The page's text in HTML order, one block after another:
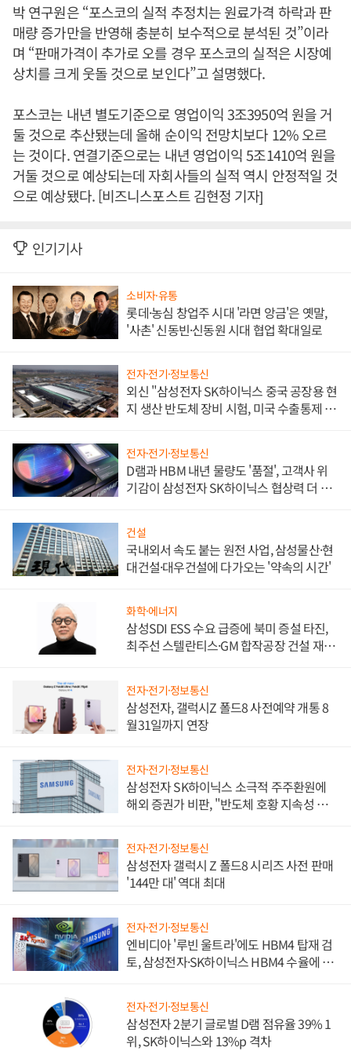
박 연구원은 “포스코의 실적 추정치는 원료가격 하락과 판
매량 증가만을 반영해 충분히 보수적으로 분석된 것”이라
며 “판매가격이 추가로 오를 경우 포스코의 실적은 시장예
상치를 크게 웃돌 것으로 보인다”고 설명했다.
포스코는 내년 별도기준으로 영업이익 3조3950억 원을 거
둘 것으로 추산됐는데 올해 순이익 전망치보다 12% 오르
는 것이다. 연결기준으로는 내년 영업이익 5조1410억 원을
거둘 것으로 예상되는데 자회사들의 실적 역시 안정적일 것
으로 예상됐다. [비즈니스포스트 김현정 기자]
인기기사
소비자·유통
롯데·농심 창업주 시대 '라면 앙금'은 옛말,
'사촌' 신동빈·신동원 시대 협업 확대일로
전자·전기·정보통신
외신 "삼성전자 SK하이닉스 중국 공장용 현
지 생산 반도체 장비 시험, 미국 수출통제 대
전자·전기·정보통신
D램과 HBM 내년 물량도 '품절', 고객사 위
기감이 삼성전자 SK하이닉스 협상력 더 키
건설
국내외서 속도 붙는 원전 사업, 삼성물산·현
대건설·대우건설에 다가오는 '약속의 시간'
화학·에너지
삼성SDI ESS 수요 급증에 북미 증설 타진,
최주선 스텔란티스·GM 합작공장 건설 재추
전자·전기·정보통신
삼성전자, 갤럭시Z 폴드8 사전예약 개통 8
월31일까지 연장
전자·전기·정보통신
삼성전자 SK하이닉스 소극적 주주환원에
해외 증권가 비판, "반도체 호황 지속성 의
전자·전기·정보통신
삼성전자 갤럭시 Z 폴드8 시리즈 사전 판매
'144만 대' 역대 최대
전자·전기·정보통신
엔비디아 '루빈 울트라'에도 HBM4 탑재 검
토, 삼성전자·SK하이닉스 HBM4 수율에 주
전자·전기·정보통신
삼성전자 2분기 글로벌 D램 점유율 39% 1
위, SK하이닉스와 13%p 격차